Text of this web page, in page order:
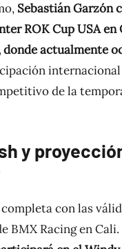
Sebastián Garzón
ROK Cup USA en
donde actualmente
de la
y
con las
BMX Racing en Cali.